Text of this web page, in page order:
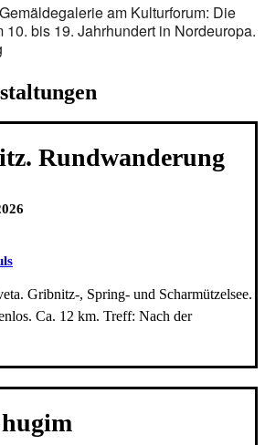
am Kulturforum: Die
10. bis 19. Jahrhundert in Nordeuropa.
Rundwanderung
Gribnitz-, Spring- und Scharmützelsee.
Ca. 12 km. Treff: Nach der